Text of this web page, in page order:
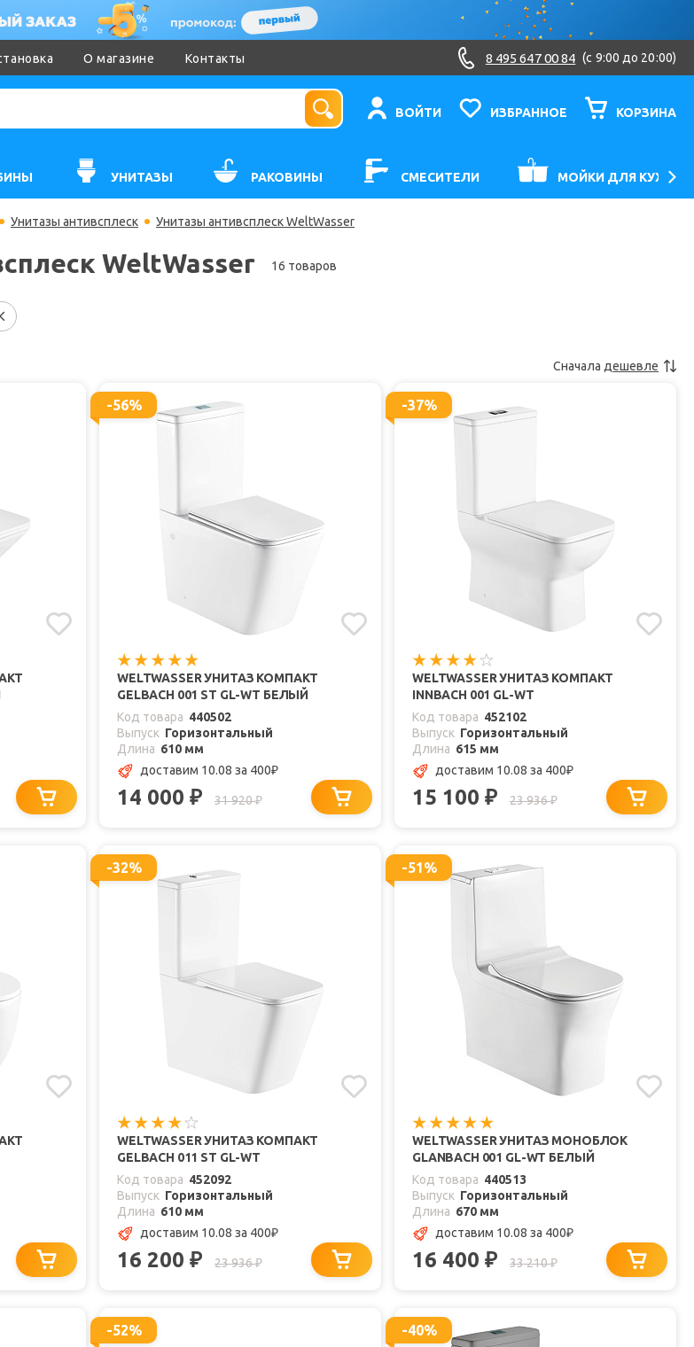
О магазине Контакты 8 495 647 00 84 (c 9:00 до 20:00)
ВОЙТИ ИЗБРАННОЕ КОРЗИНА
УНИТАЗЫ РАКОВИНЫ СМЕСИТЕЛИ МОЙКИ ДЛЯ КУХНИ
Унитазы антивсплеск Унитазы антивсплеск WeltWasser
WeltWasser 16 товаров
Сначала дешевле
-56%
WELTWASSER УНИТАЗ КОМПАКТ
GELBACH 001 ST GL-WT БЕЛЫЙ
Код товара 440502
Выпуск Горизонтальный
Длина 610 мм
доставим 10.08 за 400₽
14 000 ₽ 31 920₽
-37%
WELTWASSER УНИТАЗ КОМПАКТ
INNBACH 001 GL-WT
Код товара 452102
Выпуск Горизонтальный
Длина 615 мм
доставим 10.08 за 400₽
15 100 ₽ 23 936₽
-32%
WELTWASSER УНИТАЗ КОМПАКТ
GELBACH 011 ST GL-WT
Код товара 452092
Выпуск Горизонтальный
Длина 610 мм
доставим 10.08 за 400₽
16 200 ₽ 23 936₽
-51%
WELTWASSER УНИТАЗ МОНОБЛОК
GLANBACH 001 GL-WT БЕЛЫЙ
Код товара 440513
Выпуск Горизонтальный
Длина 670 мм
доставим 10.08 за 400₽
16 400 ₽ 33 210₽
-52% -40%